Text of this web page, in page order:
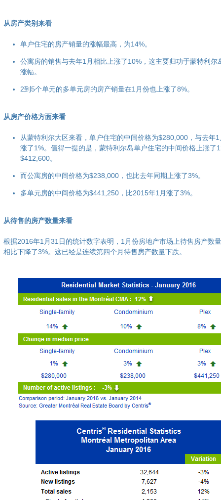
从房产类别来看
单户住宅的房产销量的涨幅最高，为14%。
公寓房的销售与去年1月相比上涨了10%，这主要归功于蒙特利尔
涨幅。
2到5个单元的多单元房的房产销量在1月份也上涨了8%。
从房产价格方面来看
从蒙特利尔大区来看，单户住宅的中间价格为$280,000，与去年
涨了1%。值得一提的是，蒙特利尔岛单户住宅的中间价格上涨了
$412,600。
而公寓房的中间价格为$238,000，也比去年同期上涨了3%。
多单元房的中间价格为$441,250，比2015年1月涨了3%。
从待售的房产数量来看
根据2016年1月31日的统计数字表明，1月份房地产市场上待售房产数
相比下降了3%。这已经是连续第四个月待售房产数量下跌。